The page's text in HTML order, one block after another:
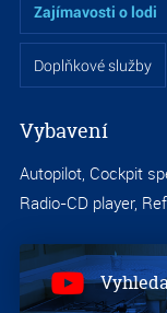
Zajímavosti o lodi
Doplňkové služby
Vybavení
Autopilot, Cockpit
Radio-CD player,